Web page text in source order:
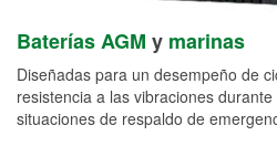
Baterías AGM y marinas
Diseñadas para un desempeño de
resistencia a las vibraciones
situaciones de respaldo de